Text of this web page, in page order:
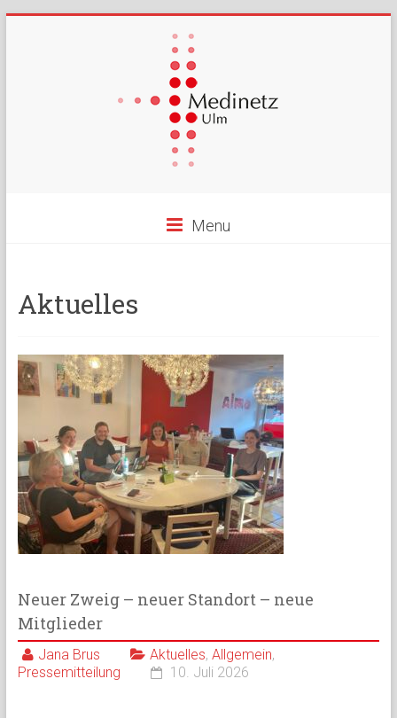
Menu
Aktuelles
Neuer Zweig – neuer Standort – neue
Mitglieder
Jana Brus Aktuelles, Allgemein,
Pressemitteilung
10. Juli 2026